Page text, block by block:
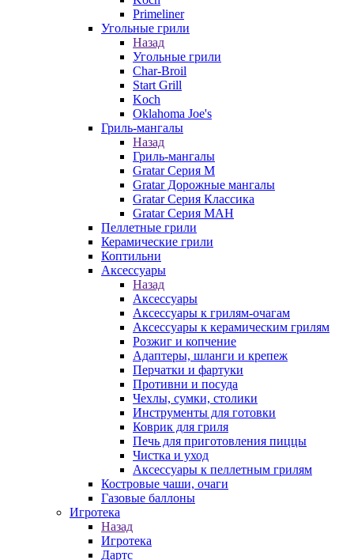
Primeliner
Угольные грили
Назад
Угольные грили
Char-Broil
Start Grill
Koch
Oklahoma Joe's
Гриль-мангалы
Назад
Гриль-мангалы
Gratar Серия M
Gratar Дорожные мангалы
Gratar Серия Классика
Gratar Серия МАН
Пеллетные грили
Керамические грили
Коптильни
Аксессуары
Назад
Аксессуары
Аксессуары к грилям-очагам
Аксессуары к керамическим грилям
Розжиг и копчение
Адаптеры, шланги и крепеж
Перчатки и фартуки
Противни и посуда
Чехлы, сумки, столики
Инструменты для готовки
Коврик для гриля
Печь для приготовления пиццы
Чистка и уход
Аксессуары к пеллетным грилям
Костровые чаши, очаги
Газовые баллоны
Игротека
Назад
Игротека
Дартс